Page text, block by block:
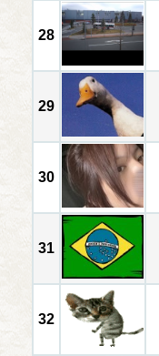
28
29
30
31
32